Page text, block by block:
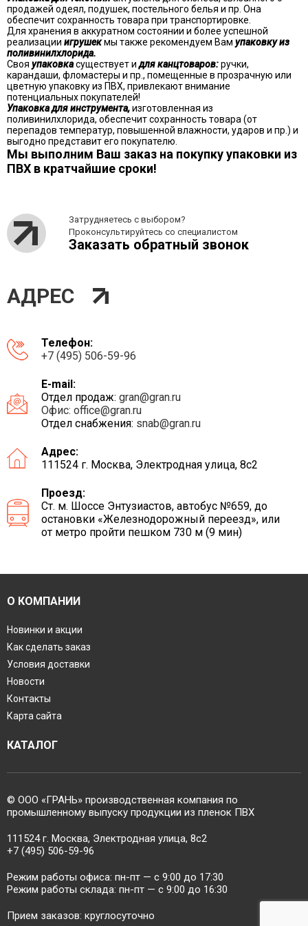
продажей одеял, подушек, постельного белья и пр. Она
обеспечит сохранность товара при транспортировке.
Для хранения в аккуратном состоянии и более успешной
реализации игрушекмы также рекомендуем Вам упаковку из
поливинилхлорида.
Своя упаковкасуществует идля канцтоваров:ручки,
карандаши, фломастеры и пр., помещенные в прозрачную или
цветную упаковку из ПВХ, привлекают внимание
потенциальных покупателей!
Упаковка для инструмента,изготовленная из
поливинилхлорида, обеспечит сохранность товара (от
перепадов температур, повышенной влажности, ударов и пр.) и
выгодно представит его покупателю.
Мы выполним Ваш заказ на покупку упаковки из
ПВХ в кратчайшие сроки!
Затрудняетесь с выбором?
Проконсультируйтесь со специалистом
Заказать обратный звонок
АДРЕС
Телефон:
+7 (495) 506-59-96
E-mail:
Отдел продаж: gran@gran.ru
Офис: office@gran.ru
Отдел снабжения: snab@gran.ru
Адрес:
111524 г. Москва, Электродная улица, 8с2
Проезд:
Ст. м. Шоссе Энтузиастов, автобус №659, до
остановки «Железнодорожный переезд», или
от метро пройти пешком 730 м (9 мин)
О КОМПАНИИ
Новинки и акции
Как сделать заказ
Условия доставки
Новости
Контакты
Карта сайта
КАТАЛОГ
© ООО «ГРАНЬ» производственная компания по
промышленному выпуску продукции из пленок ПВХ
111524 г. Москва, Электродная улица, 8с2
+7 (495) 506-59-96
Режим работы офиса: пн-пт — c 9:00 до 17:30
Режим работы склада: пн-пт — c 9:00 до 16:30
Прием заказов: круглосуточно